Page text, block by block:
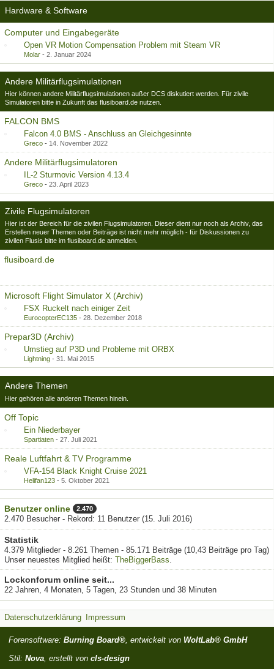
Hardware & Software
Computer und Eingabegeräte
Open VR Motion Compensation Problem mit Steam VR
Molar - 2. Januar 2024
Andere Militärflugsimulationen
Hier können andere Militärflugsimulationen außer DCS diskutiert werden. Für zivile
Simulatoren bitte in Zukunft das flusiboard.de nutzen.
FALCON BMS
Falcon 4.0 BMS - Anschluss an Gleichgesinnte
Greco - 14. November 2022
Andere Militärflugsimulatoren
IL-2 Sturmovic Version 4.13.4
Greco - 23. April 2023
Zivile Flugsimulatoren
Hier ist der Bereich für die zivilen Flugsimulatoren. Dieser dient nur noch als Archiv, das
Erstellen neuer Themen oder Beiträge ist nicht mehr möglich - für Diskussionen zu
zivilen Flusis bitte im flusiboard.de anmelden.
flusiboard.de
Microsoft Flight Simulator X (Archiv)
FSX Ruckelt nach einiger Zeit
EurocopterEC135 - 28. Dezember 2018
Prepar3D (Archiv)
Umstieg auf P3D und Probleme mit ORBX
Lightning - 31. Mai 2015
Andere Themen
Hier gehören alle anderen Themen hinein.
Off Topic
Ein Niederbayer
Spartiaten - 27. Juli 2021
Reale Luftfahrt & TV Programme
VFA-154 Black Knight Cruise 2021
Helifan123 - 5. Oktober 2021
Benutzer online 2.470
2.470 Besucher - Rekord: 11 Benutzer (15. Juli 2016)
Statistik
4.379 Mitglieder - 8.261 Themen - 85.171 Beiträge (10,43 Beiträge pro Tag)
Unser neuestes Mitglied heißt: TheBiggerBass
Lockonforum online seit...
22 Jahren, 4 Monaten, 5 Tagen, 23 Stunden und 38 Minuten
Datenschutzerklärung Impressum
Forensoftware: Burning Board®, entwickelt von WoltLab® GmbH
Stil: Nova, erstellt von cls-design